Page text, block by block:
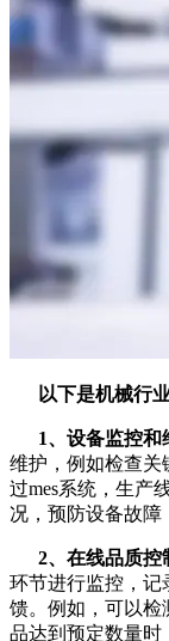
以下是机械行
1、设备监控和
维护，例如检查关
过mes系统，生产
况，预防设备故障
2、在线品质控
环节进行监控，记
馈。例如，可以检
品达到预定数量时